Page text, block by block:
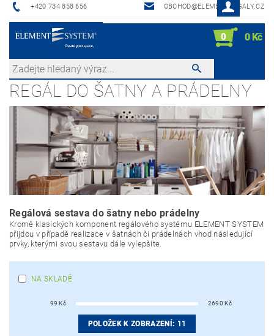
+420 734 858 656 OBCHOD@ELEMENTREGALY.CZ
0 0 Kč
REGÁL DO ŠATNY A PRÁDELNY
Regálová sestava do šatny nebo prádelny
Kromě klasických komponent regálového systému ELEMENT SYSTEM
přijdou v případě realizace v šatnách či prádelnách vhod následující
prvky, kterými svou sestavu dále vylepšíte.
NA SKLADĚ
99 Kč 2690 Kč
POLOŽEK K ZOBRAZENÍ: 11